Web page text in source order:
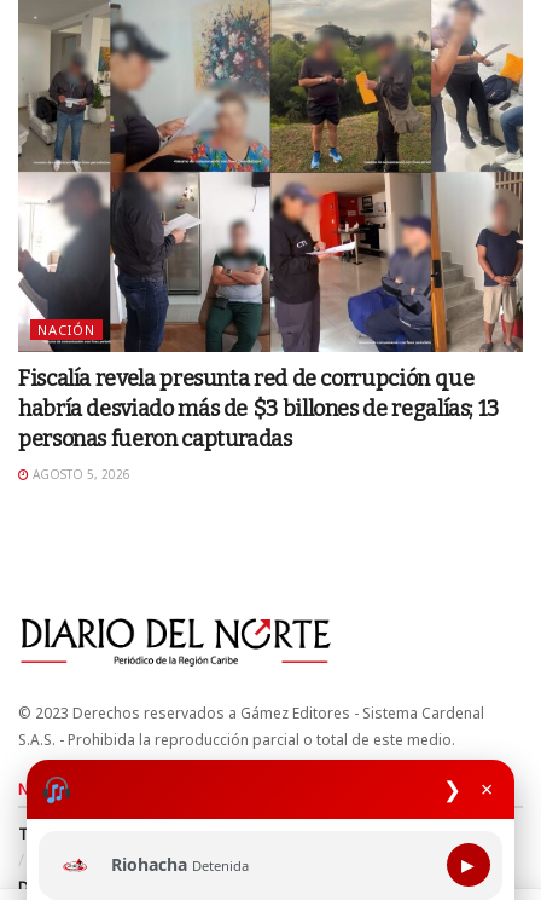
❯ ×
Riohacha Detenida ▶
NACIÓN
Fiscalía revela presunta red de corrupción que
habría desviado más de $3 billones de regalías; 13
personas fueron capturadas
AGOSTO 5, 2026
© 2023 Derechos reservados a Gámez Editores - Sistema Cardenal
S.A.S. - Prohibida la reproducción parcial o total de este medio.
Nuestros sitios
Términos y Condiciones
Política de uso de cookies
Política de Tratamiento de Datos
Directrices Editoriales